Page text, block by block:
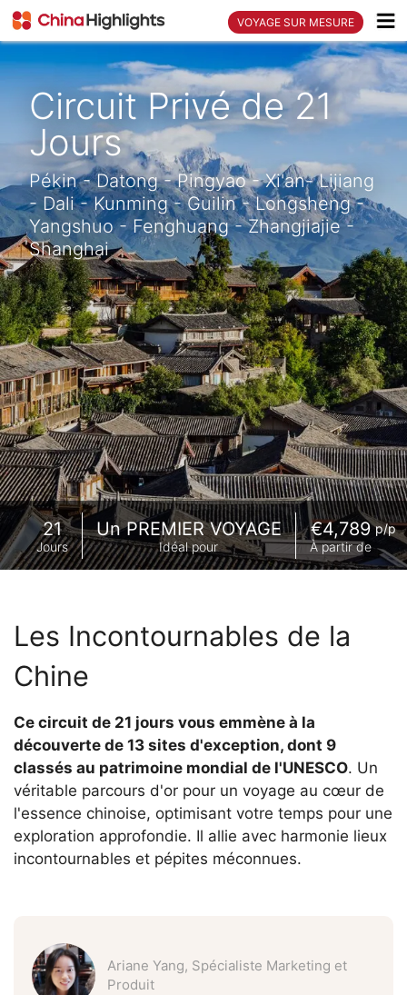
VOYAGE SUR MESURE
Circuit Privé de 21
Jours
Pékin - Datong - Pingyao - Xi'an- Lijiang
- Dali - Kunming - Guilin - Longsheng -
Yangshuo - Fenghuang - Zhangjiajie -
Shanghai
21
Jours
Un PREMIER VOYAGE
Idéal pour
€4,789 p/p
À partir de
Les Incontournables de la
Chine
Ce circuit de 21 jours vous emmène à la
découverte de 13 sites d'exception, dont 9
classés au patrimoine mondial de l'UNESCO. Un
véritable parcours d'or pour un voyage au cœur de
l'essence chinoise, optimisant votre temps pour une
exploration approfondie. Il allie avec harmonie lieux
incontournables et pépites méconnues.
Ariane Yang, Spécialiste Marketing et
Produit